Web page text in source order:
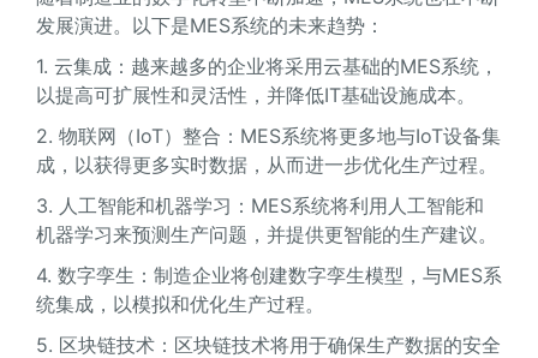
发展演进。以下是MES系统的未来趋势：
1. 云集成：越来越多的企业将采用云基础的MES系统，
以提高可扩展性和灵活性，并降低IT基础设施成本。
2. 物联网（IoT）整合：MES系统将更多地与IoT设备集
成，以获得更多实时数据，从而进一步优化生产过程。
3. 人工智能和机器学习：MES系统将利用人工智能和
机器学习来预测生产问题，并提供更智能的生产建议。
4. 数字孪生：制造企业将创建数字孪生模型，与MES系
统集成，以模拟和优化生产过程。
5. 区块链技术：区块链技术将用于确保生产数据的安全